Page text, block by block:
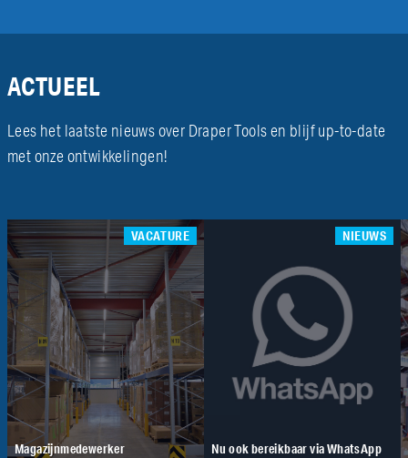
ACTUEEL
Lees het laatste nieuws over Draper Tools en blijf up-to-date
met onze ontwikkelingen!
VACATURE
Magazijnmedewerker
NIEUWS
Nu ook bereikbaar via WhatsApp